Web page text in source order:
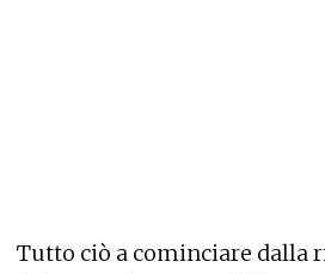
Tutto ciò a cominciare dalla